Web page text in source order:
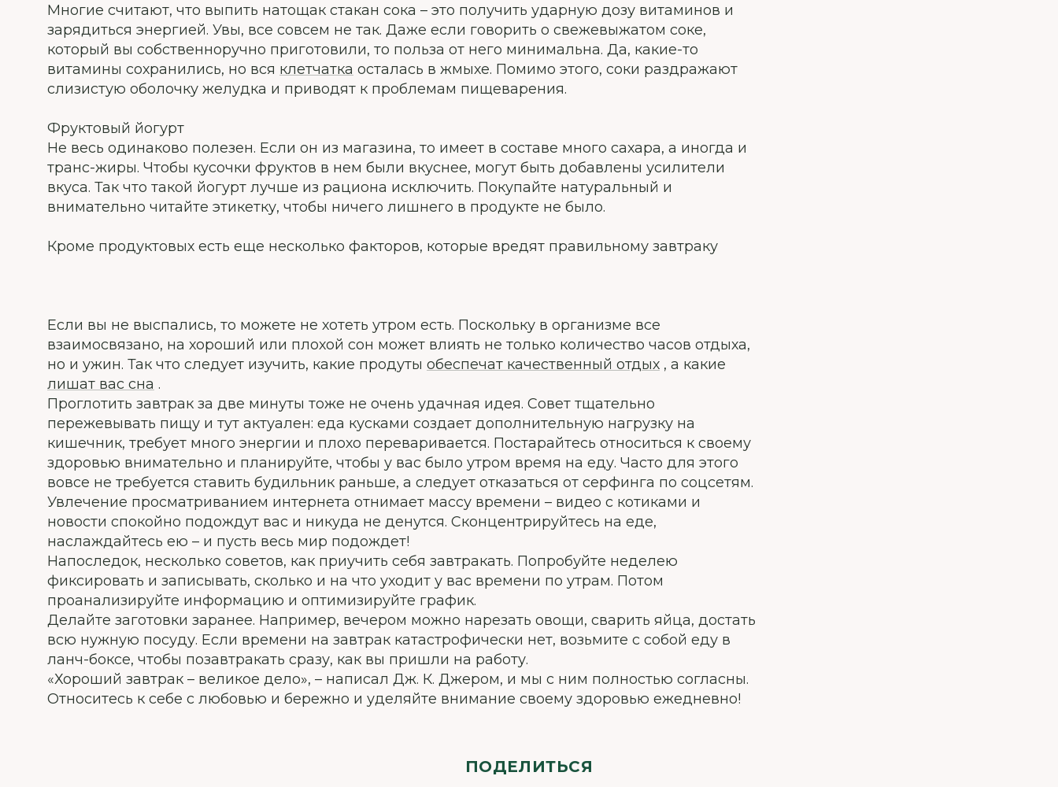
Многие считают, что выпить натощак стакан сока – это получить ударную дозу витаминов и
зарядиться энергией. Увы, все совсем не так. Даже если говорить о свежевыжатом соке,
который вы собственноручно приготовили, то польза от него минимальна. Да, какие-то
витамины сохранились, но вся клетчатка осталась в жмыхе. Помимо этого, соки раздражают
слизистую оболочку желудка и приводят к проблемам пищеварения.
Фруктовый йогурт
Не весь одинаково полезен. Если он из магазина, то имеет в составе много сахара, а иногда и
транс-жиры. Чтобы кусочки фруктов в нем были вкуснее, могут быть добавлены усилители
вкуса. Так что такой йогурт лучше из рациона исключить. Покупайте натуральный и
внимательно читайте этикетку, чтобы ничего лишнего в продукте не было.
Кроме продуктовых есть еще несколько факторов, которые вредят правильному завтраку
Если вы не выспались, то можете не хотеть утром есть. Поскольку в организме все
взаимосвязано, на хороший или плохой сон может влиять не только количество часов отдыха,
но и ужин. Так что следует изучить, какие продуты обеспечат качественный отдых , а какие
лишат вас сна .
Проглотить завтрак за две минуты тоже не очень удачная идея. Совет тщательно
пережевывать пищу и тут актуален: еда кусками создает дополнительную нагрузку на
кишечник, требует много энергии и плохо переваривается. Постарайтесь относиться к своему
здоровью внимательно и планируйте, чтобы у вас было утром время на еду. Часто для этого
вовсе не требуется ставить будильник раньше, а следует отказаться от серфинга по соцсетям.
Увлечение просматриванием интернета отнимает массу времени – видео с котиками и
новости спокойно подождут вас и никуда не денутся. Сконцентрируйтесь на еде,
наслаждайтесь ею – и пусть весь мир подождет!
Напоследок, несколько советов, как приучить себя завтракать. Попробуйте неделею
фиксировать и записывать, сколько и на что уходит у вас времени по утрам. Потом
проанализируйте информацию и оптимизируйте график.
Делайте заготовки заранее. Например, вечером можно нарезать овощи, сварить яйца, достать
всю нужную посуду. Если времени на завтрак катастрофически нет, возьмите с собой еду в
ланч-боксе, чтобы позавтракать сразу, как вы пришли на работу.
«Хороший завтрак – великое дело», – написал Дж. К. Джером, и мы с ним полностью согласны.
Относитесь к себе с любовью и бережно и уделяйте внимание своему здоровью ежедневно!
ПОДЕЛИТЬСЯ